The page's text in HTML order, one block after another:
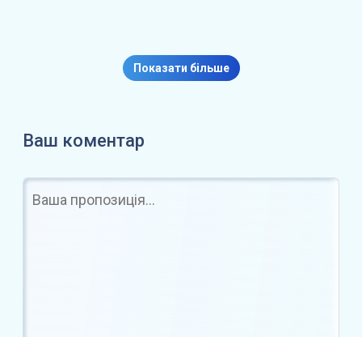
готовність Bitcoin до…
Показати більше
Ваш коментар